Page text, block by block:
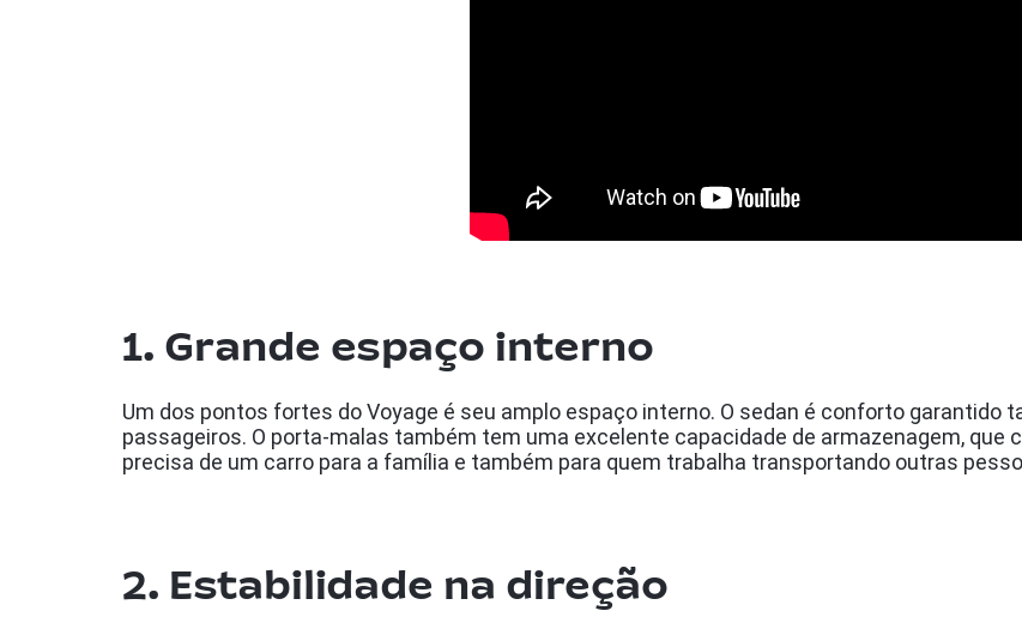
1. Grande espaço interno
Um dos pontos fortes do Voyage é seu amplo espaço interno. O sedan é conforto garantido
passageiros. O porta-malas também tem uma excelente capacidade de armazenagem, que
precisa de um carro para a família e também para quem trabalha transportando outras
2. Estabilidade na direção